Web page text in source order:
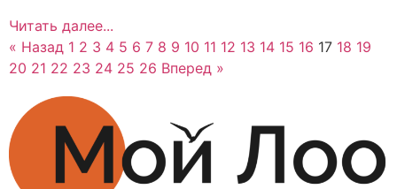
Читать далее...
« Назад 1 2 3 4 5 6 7 8 9 10 11 12 13 14 15 16 17 18 19
20 21 22 23 24 25 26 Вперед »